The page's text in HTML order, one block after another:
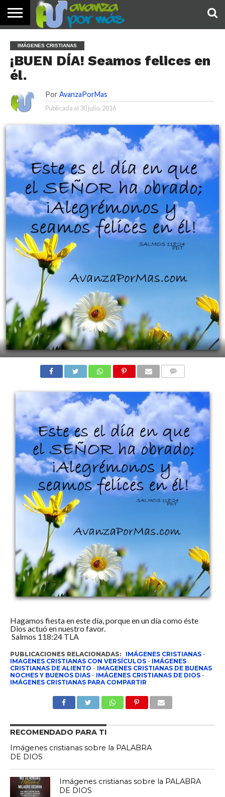
PALABRA
DE HOY
DEVOCIONALES
NOTICIAS
TESTIMONIOS
ORACIONES
SOBRE
NOSOTROS
IMÁGENES
IMÁGENES CRISTIANAS
¡BUEN DÍA! Seamos felices en
él.
Por AvanzaPorMas
Publicada el 30 julio, 2016
Hagamos fiesta en este día, porque en un día como éste
Dios actuó en nuestro favor.
Salmos 118:24 TLA
PUBLICACIONES RELACIONADAS: IMÁGENES CRISTIANAS-
IMAGENES CRISTIANAS CON VERSÍCULOS- IMÁGENES
CRISTIANAS DE ALIENTO - IMAGENES CRISTIANAS DE BUENAS
NOCHES Y BUENOS DIAS- IMÁGENES CRISTIANAS DE DIOS-
IMÁGENES CRISTIANAS PARA COMPARTIR
RECOMENDADO PARA TI
Imágenes cristianas sobre la PALABRA
DE DIOS
Imágenes cristianas sobre la PALABRA
DE DIOS